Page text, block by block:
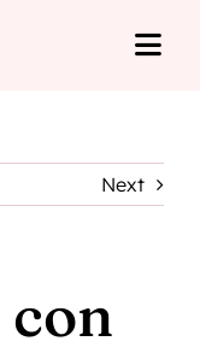
Next